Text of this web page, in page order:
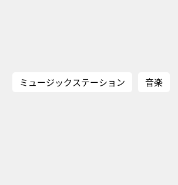
ミュージックステーション 音楽